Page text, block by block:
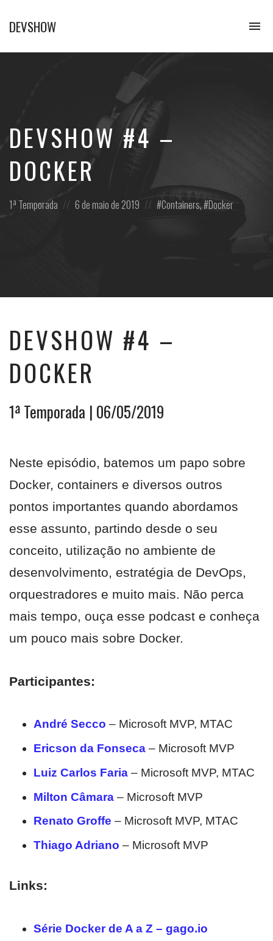
DEVSHOW
em
DEVSHOW #4 –
DOCKER
Posted
1ª Temporada
Posted
6 de maio de 2019
Posted
Containers, Docker
DEVSHOW #4 –
DOCKER
1ª Temporada | 06/05/2019
Neste episódio, batemos um papo sobre
Docker, containers e diversos outros
pontos importantes quando abordamos
esse assunto, partindo desde o seu
conceito, utilização no ambiente de
desenvolvimento, estratégia de DevOps,
orquestradores e muito mais. Não perca
mais tempo, ouça esse podcast e conheça
um pouco mais sobre Docker.
Participantes:
André Secco – Microsoft MVP, MTAC
Ericson da Fonseca – Microsoft MVP
Luiz Carlos Faria – Microsoft MVP, MTAC
Milton Câmara – Microsoft MVP
Renato Groffe – Microsoft MVP, MTAC
Thiago Adriano – Microsoft MVP
Links:
Série Docker de A a Z – gago.io